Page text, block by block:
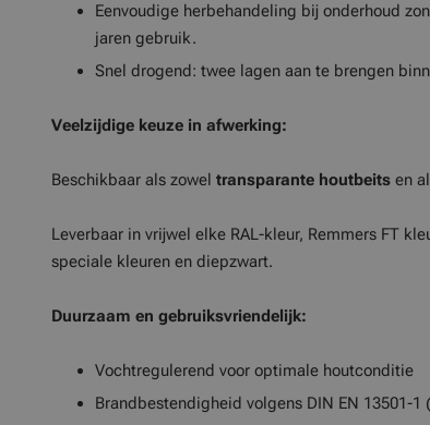
Eenvoudige herbehandeling bij onderhoud
jaren gebruik.
Snel drogend: twee lagen aan te brengen
Veelzijdige keuze in afwerking:
Beschikbaar als zowel transparante houtbeits en
Leverbaar in vrijwel elke RAL-kleur, Remmers FT
speciale kleuren en diepzwart.
Duurzaam en gebruiksvriendelijk:
Vochtregulerend voor optimale houtconditie
Brandbestendigheid volgens DIN EN 13501-1